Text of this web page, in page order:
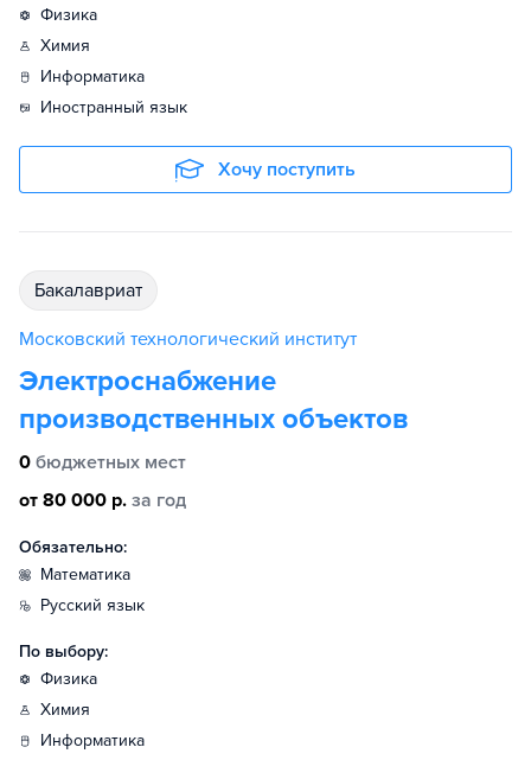
физика
химия
информатика
иностранный язык
Хочу поступить
бакалавриат
Московский технологический институт
Электроснабжение
производственных объектов
0 бюджетных мест
от 80 000 р. за год
Обязательно:
математика
русский язык
По выбору:
физика
химия
информатика